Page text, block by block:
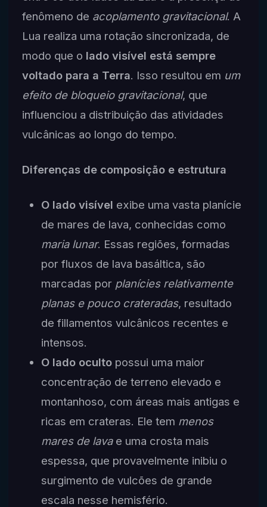
fenômeno de acoplamento gravitacional. A
Lua realiza uma rotação sincronizada, de
modo que o lado visível está sempre
voltado para a Terra. Isso resultou em um
efeito de bloqueio gravitacional, que
influenciou a distribuição das atividades
vulcânicas ao longo do tempo.
Diferenças de composição e estrutura
O lado visível exibe uma vasta planície
de mares de lava, conhecidas como
maria lunar. Essas regiões, formadas
por fluxos de lava basáltica, são
marcadas por planícies relativamente
planas e pouco crateradas, resultado
de fillamentos vulcânicos recentes e
intensos.
O lado ocultopossui uma maior
concentração de terreno elevado e
montanhoso, com áreas mais antigas e
ricas em crateras. Ele tem menos
mares de lavae uma crosta mais
espessa, que provavelmente inibiu o
surgimento de vulcões de grande
escala nesse hemisfério.